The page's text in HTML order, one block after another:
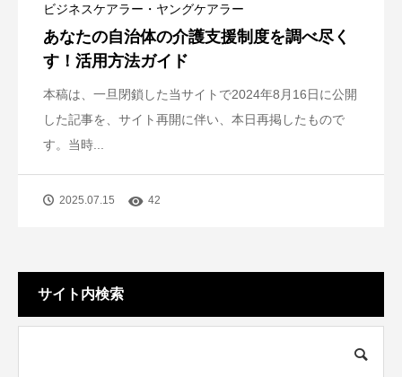
ビジネスケアラー・ヤングケアラー
あなたの自治体の介護支援制度を調べ尽く
す！活用方法ガイド
本稿は、一旦閉鎖した当サイトで2024年8月16日に公開
した記事を、サイト再開に伴い、本日再掲したもので
す。当時...
2025.07.15 42
サイト内検索